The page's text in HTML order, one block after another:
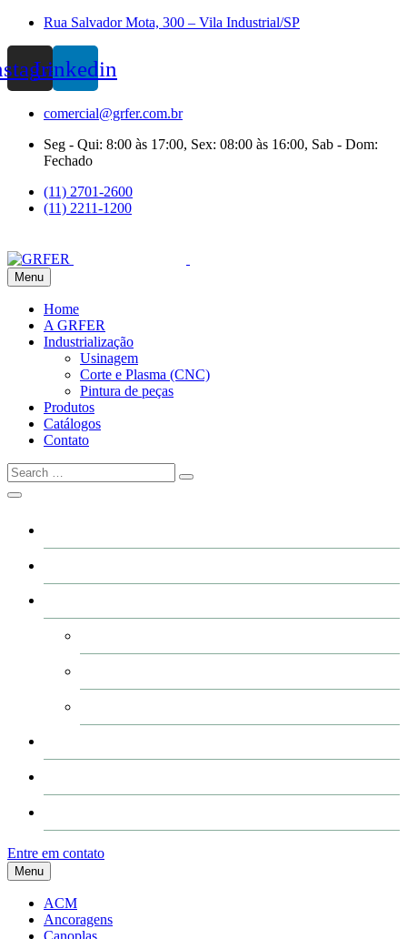
Rua Salvador Mota, 300 – Vila Industrial/SP
Linkedin
comercial@grfer.com.br
Seg - Qui: 8:00 às 17:00, Sex: 08:00 às 16:00, Sab - Dom:
Fechado
(11) 2701-2600
(11) 2211-1200
Menu
Home
A GRFER
Industrialização
Usinagem
Corte e Plasma (CNC)
Pintura de peças
Produtos
Catálogos
Contato
Entre em contato
Menu
ACM
Ancoragens
Canoplas